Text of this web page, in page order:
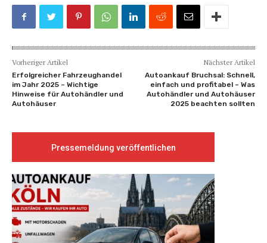
Vorheriger Artikel
Erfolgreicher Fahrzeughandel
im Jahr 2025 – Wichtige
Hinweise für Autohändler und
Autohäuser
Nächster Artikel
Autoankauf Bruchsal: Schnell,
einfach und profitabel – Was
Autohändler und Autohäuser
2025 beachten sollten
Pressemeldung veröffentlichen